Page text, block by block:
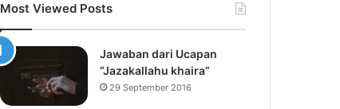
Most Viewed Posts
Jawaban dari Ucapan
“Jazakallahu khaira”
29 September 2016